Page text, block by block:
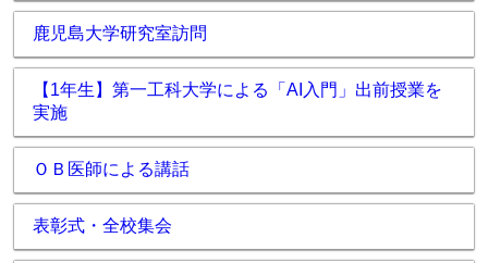
鹿児島大学研究室訪問
【1年生】第一工科大学による「AI入門」出前授業を
実施
ＯＢ医師による講話
表彰式・全校集会